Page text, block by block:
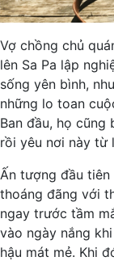
Vợ chồng chủ
lên Sa Pa lập
sống yên bình,
những lo toan
Ban đầu, họ cũng
rồi yêu nơi này từ
Ấn tượng đầu tiên
thoáng đãng với
ngay trước tầm
vào ngày nắng
hậu mát mẻ. Khi